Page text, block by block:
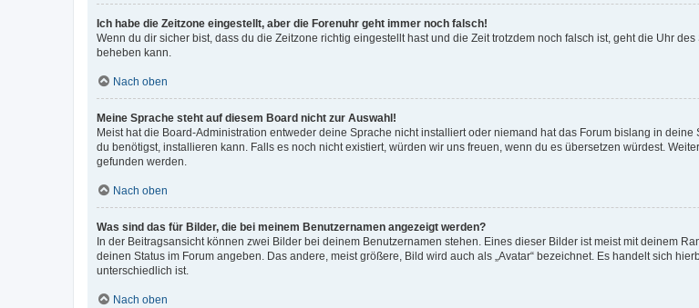
Ich habe die Zeitzone eingestellt, aber die Forenuhr geht immer noch falsch!
Wenn du dir sicher bist, dass du die Zeitzone richtig eingestellt hast und die Zeit trotzdem noch falsch ist, geht die Uhr
beheben kann.
Nach oben
Meine Sprache steht auf diesem Board nicht zur Auswahl!
Meist hat die Board-Administration entweder deine Sprache nicht installiert oder niemand hat das Forum bislang in
du benötigst, installieren kann. Falls es noch nicht existiert, würden wir uns freuen, wenn du es übersetzen würdest.
gefunden werden.
Nach oben
Was sind das für Bilder, die bei meinem Benutzernamen angezeigt werden?
In der Beitragsansicht können zwei Bilder bei deinem Benutzernamen stehen. Eines dieser Bilder ist meist mit deinem
deinen Status im Forum angeben. Das andere, meist größere, Bild wird auch als „Avatar“ bezeichnet. Es handelt sich
unterschiedlich ist.
Nach oben